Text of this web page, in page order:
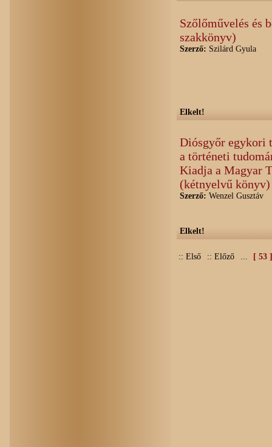
Szőlőművelés és
szakkönyv)
Szerző: Szilárd Gyula
Elkelt!
Diósgyőr egykori
a történeti
Kiadja a Magyar
(kétnyelvű könyv)
Szerző: Wenzel Gusztáv
Elkelt!
:: Első :: Előző ... [ 53